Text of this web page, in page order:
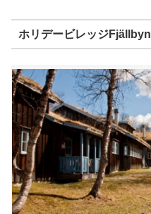
ホリデービレッジFjällbyn